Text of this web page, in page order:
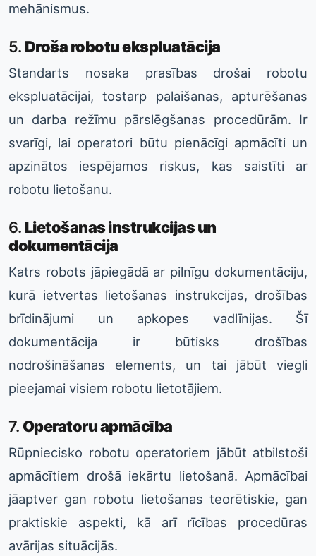
mehānismus.
5. Droša robotu ekspluatācija
Standarts nosaka prasības drošai robotu
ekspluatācijai, tostarp palaišanas, apturēšanas
un darba režīmu pārslēgšanas procedūrām. Ir
svarīgi, lai operatori būtu pienācīgi apmācīti un
apzinātos iespējamos riskus, kas saistīti ar
robotu lietošanu.
6. Lietošanas instrukcijas un
dokumentācija
Katrs robots jāpiegādā ar pilnīgu dokumentāciju,
kurā ietvertas lietošanas instrukcijas, drošības
brīdinājumi un apkopes vadlīnijas. Šī
dokumentācija ir būtisks drošības
nodrošināšanas elements, un tai jābūt viegli
pieejamai visiem robotu lietotājiem.
7. Operatoru apmācība
Rūpniecisko robotu operatoriem jābūt atbilstoši
apmācītiem drošā iekārtu lietošanā. Apmācībai
jāaptver gan robotu lietošanas teorētiskie, gan
praktiskie aspekti, kā arī rīcības procedūras
avārijas situācijās.